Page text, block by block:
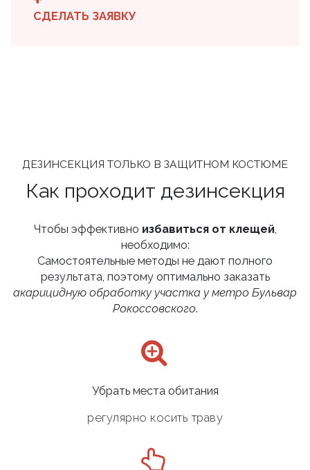
СДЕЛАТЬ ЗАЯВКУ
ДЕЗИНСЕКЦИЯ ТОЛЬКО В ЗАЩИТНОМ КОСТЮМЕ
Как проходит дезинсекция
Чтобы эффективно избавиться от клещей,
необходимо:
Самостоятельные методы не дают полного
результата, поэтому оптимально заказать
акарицидную обработку участка у метро Бульвар
Рокоссовского.
Убрать места обитания
регулярно косить траву